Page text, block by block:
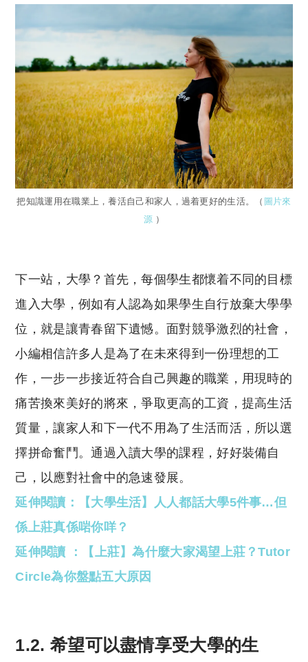
把知識運用在職業上，養活自己和家人，過着更好的生活。（ 圖片來
源）
下一站，大學？首先，每個學生都懷着不同的目標
進入大學，例如有人認為如果學生自行放棄大學學
位，就是讓青春留下遺憾。面對競爭激烈的社會，
小編相信許多人是為了在未來得到一份理想的工
作，一步一步接近符合自己興趣的職業，用現時的
痛苦換來美好的將來，爭取更高的工資，提高生活
質量，讓家人和下一代不用為了生活而活，所以選
擇拼命奮鬥。通過入讀大學的課程，好好裝備自
己，以應對社會中的急速發展。
延伸閱讀：【大學生活】人人都話大學5件事…但
係上莊真係啱你咩？
延伸閱讀 ：【上莊】為什麼大家渴望上莊？Tutor
Circle為你盤點五大原因
1.2. 希望可以盡情享受大學的生